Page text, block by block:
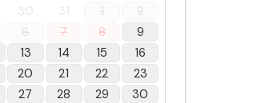
30 31 1
2
6 7 8
9
13 14 15
16
20 21 22
23
27 28 29
30